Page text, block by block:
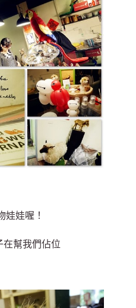
娃娃喔！
在幫我們佔位